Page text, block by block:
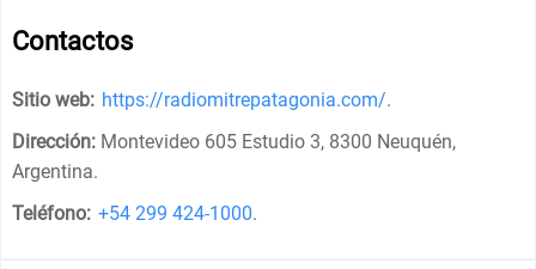
Contactos
Sitio web: https://radiomitrepatagonia.com/.
Dirección: Montevideo 605 Estudio 3, 8300 Neuquén,
Argentina.
Teléfono: +54 299 424-1000.